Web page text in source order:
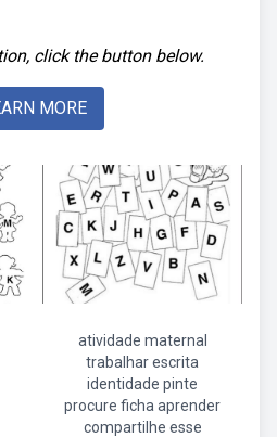
click the button below.
MORE
atividade maternal
trabalhar escrita
identidade pinte
procure ficha aprender
compartilhe esse